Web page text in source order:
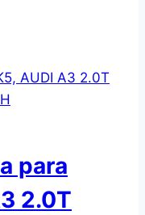
para
2.0T